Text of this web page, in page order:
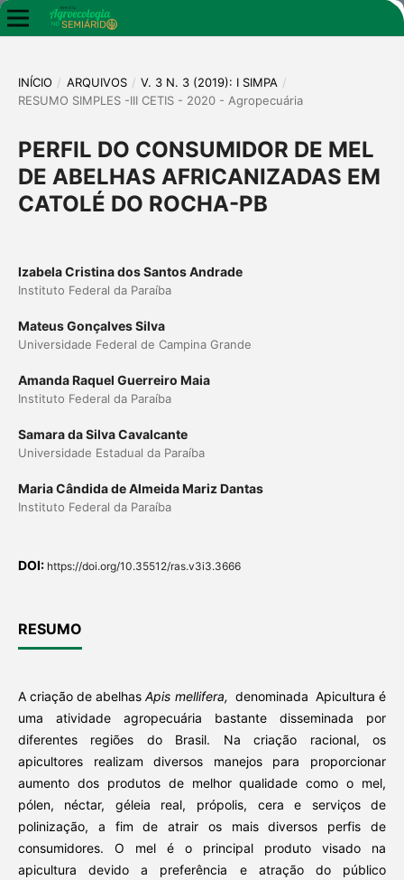
INÍCIO / ARQUIVOS / V. 3 N. 3 (2019): I SIMPA /
RESUMO SIMPLES -III CETIS - 2020 - Agropecuária
PERFIL DO CONSUMIDOR DE MEL
DE ABELHAS AFRICANIZADAS EM
CATOLÉ DO ROCHA-PB
Izabela Cristina dos Santos Andrade
Instituto Federal da Paraíba
Mateus Gonçalves Silva
Universidade Federal de Campina Grande
Amanda Raquel Guerreiro Maia
Instituto Federal da Paraíba
Samara da Silva Cavalcante
Universidade Estadual da Paraíba
Maria Cândida de Almeida Mariz Dantas
Instituto Federal da Paraíba
DOI: https://doi.org/10.35512/ras.v3i3.3666
RESUMO
A criação de abelhasApis mellifera, denominada Apicultura é
uma atividade agropecuária bastante disseminada por
diferentes regiões do Brasil. Na criação racional, os
apicultores realizam diversos manejos para proporcionar
aumento dos produtos de melhor qualidade como o mel,
pólen, néctar, géleia real, própolis, cera e serviços de
polinização, a fim de atrair os mais diversos perfis de
consumidores. O mel é o principal produto visado na
apicultura devido a preferência e atração do público